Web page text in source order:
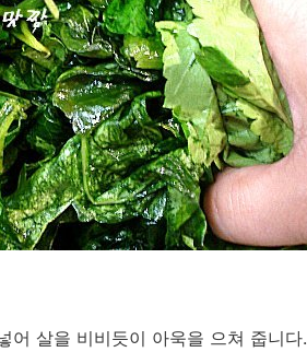
어 살을 비비듯이 아욱을 으쳐 줍니다.